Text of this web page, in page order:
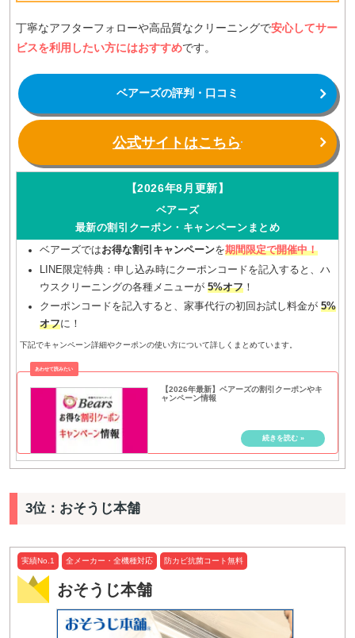
丁寧なアフターフォローや高品質なクリーニングで安心してサー
ビスを利用したい方にはおすすめです。
ベアーズの評判・口コミ
公式サイトはこちら
【2026年8月更新】
ベアーズ
最新の割引クーポン・キャンペーンまとめ
ベアーズではお得な割引キャンペーンを期間限定で開催中！
LINE限定特典：申し込み時にクーポンコードを記入すると、ハ
ウスクリーニングの各種メニューが 5%オフ！
クーポンコードを記入すると、家事代行の初回お試し料金が 5%
オフに！
下記でキャンペーン詳細やクーポンの使い方について詳しくまとめています。
【2026年最新】ベアーズの割引クーポンやキ
ャンペーン情報
3位：おそうじ本舗
実績No.1 全メーカー・全機種対応 防カビ抗菌コート無料
おそうじ本舗